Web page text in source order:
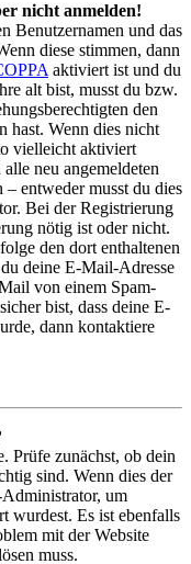
nicht anmelden!
Benutzernamen und das
diese stimmen, dann
aktiviert ist und du
alt bist, musst du bzw.
den
hast. Wenn dies nicht
vielleicht aktiviert
neu angemeldeten
entweder musst du dies
Bei der Registrierung
nötig ist oder nicht.
den dort enthaltenen
deine E-Mail-Adresse
von einem Spam-
bist, dass deine E-
dann kontaktiere
Prüfe zunächst, ob dein
sind. Wenn dies der
um
wurdest. Es ist ebenfalls
mit der Website
muss.